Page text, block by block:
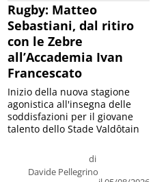
Rugby: Matteo
Sebastiani, dal ritiro
con le Zebre
all’Accademia Ivan
Francescato
di
Davide Pellegrino
Inizio della nuova stagione
agonistica all'insegna delle
soddisfazioni per il giovane
talento dello Stade Valdôtain